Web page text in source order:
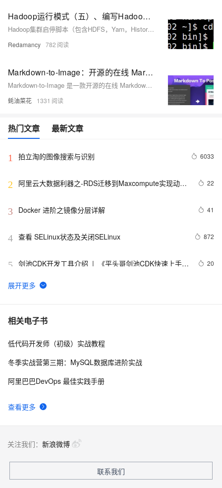
Hadoop运行模式（五）、编写Hadoop集群常用脚本、Hadoop集群启停脚本、常用端口号说明、集群时间同步、时间服务器配置、其他机器配置
Hadoop集群启停脚本（包含HDFS，Yarn，Historyserver）：myhadoop.sh、查看三台服务器Java进程脚本：jpsall、分发/home/atguigu/bin目录，保证自定义脚本在三台机器上都可以使用、如果服务器在公网环境（能连接外网），可以不采用集群时间同步，因为服务器会定期和公网时间进行校准；如果服务器在内网环境，必须要配置集群时间同步，否则时间久了，会产生时间偏差，导致集群执行任务时间不同步。...
Redamancy 782
Markdown-to-Image：开源的在线 Markdown 转海报编辑器
Markdown-to-Image 是一款开源的在线 Markdown 转海报编辑器，能够将 Markdown 文本内容转换为图像，适用于创建社交媒体帖子、海报和其他视觉内容。该工具支持多种输出格式，并允许用户自定义样式，适用于多种应用场景。
蚝油菜花 1331
热门文章 最新文章
1 拍立淘的图像搜索与识别 6033
2
阿里云大数据利器之-RDS迁移到Maxcompute实现动态
22
3 Docker 进阶之镜像分层详解 41
4 查看 SELinux状态及关闭SELinux 872
5 剑池CDK开发工具介绍  |  《平头哥剑池CDK快速上手指
20
6 WebAssembly 在 MOSN 中的实践 - 基础框架篇
7 userdel使用说明
8 自己看系统的“系统还原”
相关电子书
查看更多
低代码开发师（初级）实战教程
冬季实战营第三期：MySQL数据库进阶实战
阿里巴巴DevOps 最佳实践手册
关注我们： 新浪微博
联系我们